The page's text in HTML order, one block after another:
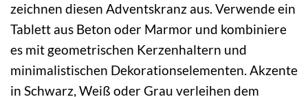
zeichnen diesen Adventskranz aus. Verwende ein
Tablett aus Beton oder Marmor und kombiniere
es mit geometrischen Kerzenhaltern und
minimalistischen Dekorationselementen. Akzente
in Schwarz, Weiß oder Grau verleihen dem